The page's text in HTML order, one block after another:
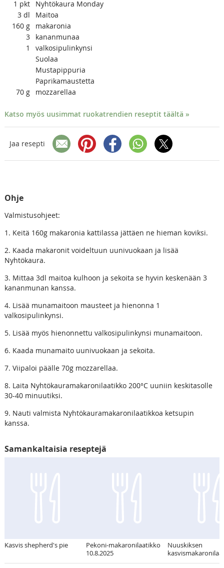
1 pkt
Nyhtökaura Monday
3 dl
Maitoa
160 g
makaronia
3
kananmunaa
1
valkosipulinkynsi
Suolaa
Mustapippuria
Paprikamaustetta
70 g mozzarellaa
Katso myös uusimmat ruokatrendien reseptit täältä »
Jaa resepti
Ohje
Valmistusohjeet:
1. Keitä 160g makaronia kattilassa jättäen ne hieman koviksi.
2. Kaada makaronit voideltuun uunivuokaan ja lisää
Nyhtökaura.
3. Mittaa 3dl maitoa kulhoon ja sekoita se hyvin keskenään 3
kananmunan kanssa.
4. Lisää munamaitoon mausteet ja hienonna 1
valkosipulinkynsi.
5. Lisää myös hienonnettu valkosipulinkynsi munamaitoon.
6. Kaada munamaito uunivuokaan ja sekoita.
7. Viipaloi päälle 70g mozzarellaa.
8. Laita Nyhtökauramakaronilaatikko 200°C uuniin keskitasolle
30-40 minuutiksi.
9. Nauti valmista Nyhtökauramakaronilaatikkoa ketsupin
kanssa.
Samankaltaisia reseptejä
Kasvis shepherd's pie
Pekoni-makaronilaatikko
10.8.2025
Nuuskiksen